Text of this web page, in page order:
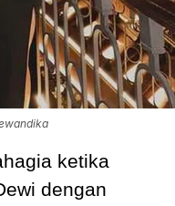
ketika
dengan